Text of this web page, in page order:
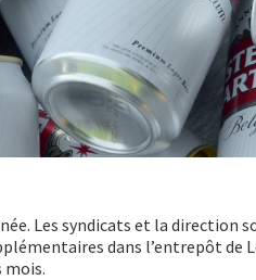
Les syndicats et la direction
dans l’entrepôt de